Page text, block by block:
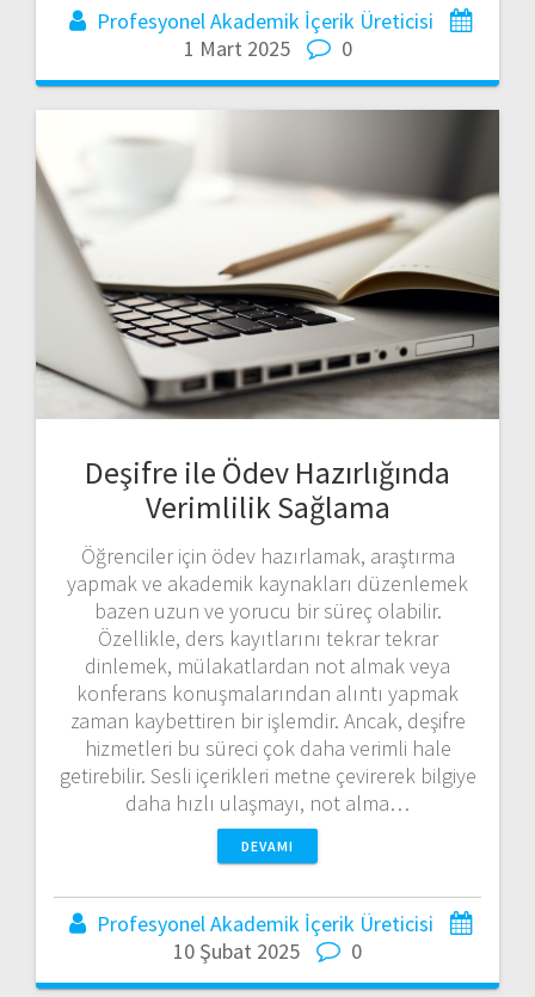
Profesyonel Akademik İçerik Üreticisi
1 Mart 2025
0
Deşifre ile Ödev Hazırlığında
Verimlilik Sağlama
Öğrenciler için ödev hazırlamak, araştırma
yapmak ve akademik kaynakları düzenlemek
bazen uzun ve yorucu bir süreç olabilir.
Özellikle, ders kayıtlarını tekrar tekrar
dinlemek, mülakatlardan not almak veya
konferans konuşmalarından alıntı yapmak
zaman kaybettiren bir işlemdir. Ancak, deşifre
hizmetleri bu süreci çok daha verimli hale
getirebilir. Sesli içerikleri metne çevirerek bilgiye
daha hızlı ulaşmayı, not alma…
DEVAMI
Profesyonel Akademik İçerik Üreticisi
10 Şubat 2025
0